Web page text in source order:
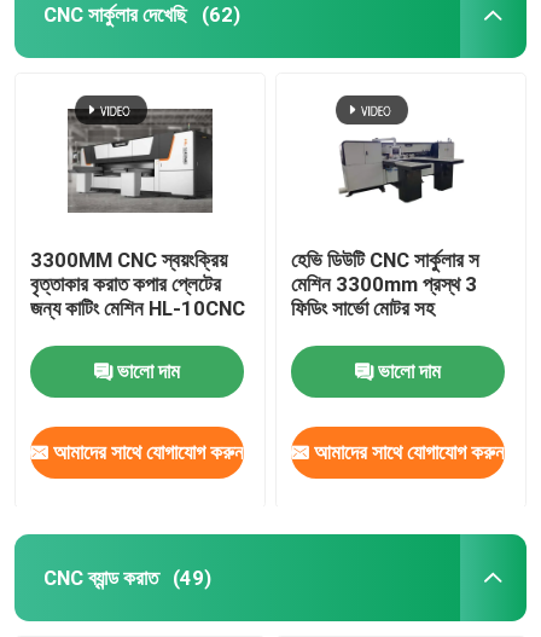
CNC সার্কুলার দেখেছি (62)
3300MM CNC স্বয়ংক্রিয়
বৃত্তাকার করাত কপার প্লেটের
জন্য কাটিং মেশিন HL-10CNC
ভালো দাম
আমাদের সাথে যোগাযোগ করুন
হেভি ডিউটি ​​CNC সার্কুলার স
মেশিন 3300mm প্রস্থ 3
ফিডিং সার্ভো মোটর সহ
ভালো দাম
আমাদের সাথে যোগাযোগ করুন
CNC ব্যান্ড করাত (49)